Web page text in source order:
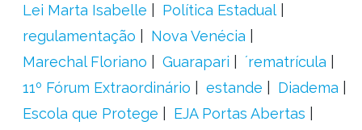
Lei Marta Isabelle
Política Estadual
regulamentação
Nova Venécia
Marechal Floriano
Guarapari
´rematrícula
11º Fórum Extraordinário
estande
Diadema
Escola que Protege
EJA Portas Abertas